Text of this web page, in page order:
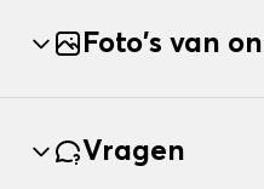
Foto's van
Vragen